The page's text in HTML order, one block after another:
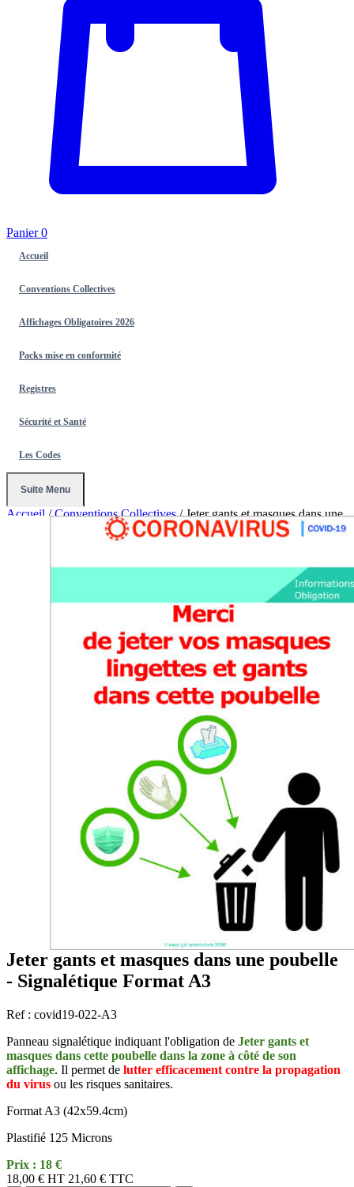
Panier0
Accueil
Conventions Collectives
Affichages Obligatoires 2026
Packs mise en conformité
Registres
Sécurité et Santé
Les Codes
Suite Menu
Accueil / Conventions Collectives / Jeter gants et masques dans une
poubelle - Signalétique Format A3
Jeter gants et masques dans une poubelle
- Signalétique Format A3
Ref : covid19-022-A3
Panneau signalétique indiquant l'obligation de Jeter gants et
masques dans cette poubelle dans la zone à côté de son
affichage. Il permet de lutter efficacement contre la propagation
du virus ou les risques sanitaires.
Format A3 (42x59.4cm)
Plastifié 125 Microns
Prix : 18 €
18,00 € HT 21,60 € TTC